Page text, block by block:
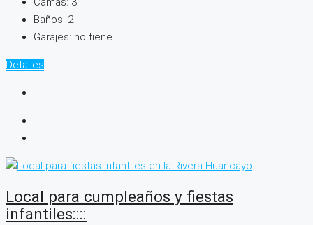
Baños: 2
Garajes: no tiene
Detalles
Local para cumpleaños y fiestas
infantiles::::